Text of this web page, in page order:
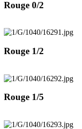
Rouge 0/2
Rouge 1/2
Rouge 1/5